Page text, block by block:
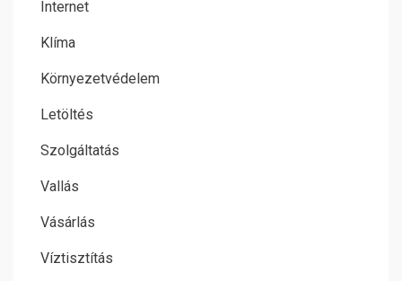
Internet
Klíma
Környezetvédelem
Letöltés
Szolgáltatás
Vallás
Vásárlás
Víztisztítás